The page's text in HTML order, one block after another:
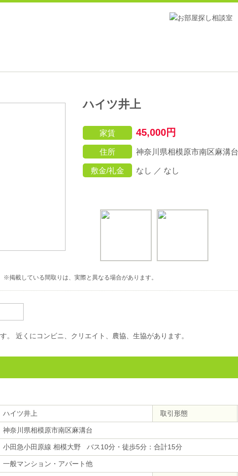
ハイツ井上
家賃 45,000円
住所 神奈川県相模原市南区麻溝台
敷金/礼金 なし ／ なし
※掲載している間取りは、実際と異なる場合があります。
。 近くにコンビニ、クリエイト、農協、生協があります。
ハイツ井上 取引形態
神奈川県相模原市南区麻溝台
小田急小田原線 相模大野 バス10分・徒歩5分：合計15分
一般マンション・アパート他